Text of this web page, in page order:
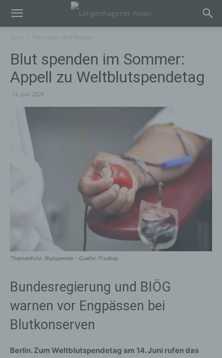
Blut spenden im Sommer:
Appell zu Weltblutspendetag
14. Juni 2026
Themenfoto: Blutspende - Quelle: Pixabay
Bundesregierung und BIÖG
warnen vor Engpässen bei
Blutkonserven
Berlin. Zum Weltblutspendetag am 14. Juni rufen das